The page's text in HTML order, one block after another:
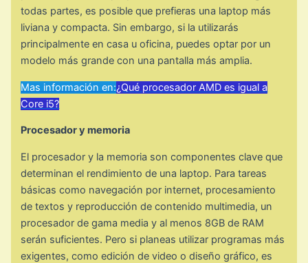
todas partes, es posible que prefieras una laptop más
liviana y compacta. Sin embargo, si la utilizarás
principalmente en casa u oficina, puedes optar por un
modelo más grande con una pantalla más amplia.
Mas información en:¿Qué procesador AMD es igual a
Core i5?
Procesador y memoria
El procesador y la memoria son componentes clave que
determinan el rendimiento de una laptop. Para tareas
básicas como navegación por internet, procesamiento
de textos y reproducción de contenido multimedia, un
procesador de gama media y al menos 8GB de RAM
serán suficientes. Pero si planeas utilizar programas más
exigentes, como edición de video o diseño gráfico, es